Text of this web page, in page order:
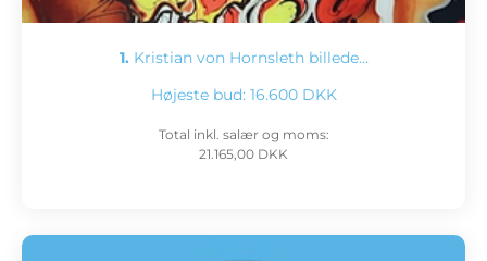
1. Kristian von Hornsleth billede…
Højeste bud: 16.600 DKK
Total inkl. salær og moms:
21.165,00 DKK